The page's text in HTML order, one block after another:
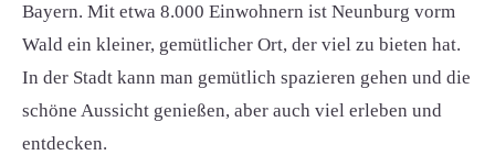
Bayern. Mit etwa 8.000 Einwohnern ist Neunburg vorm
Wald ein kleiner, gemütlicher Ort, der viel zu bieten hat.
In der Stadt kann man gemütlich spazieren gehen und die
schöne Aussicht genießen, aber auch viel erleben und
entdecken.